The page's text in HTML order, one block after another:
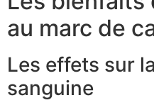
au marc de
Les effets sur
sanguine